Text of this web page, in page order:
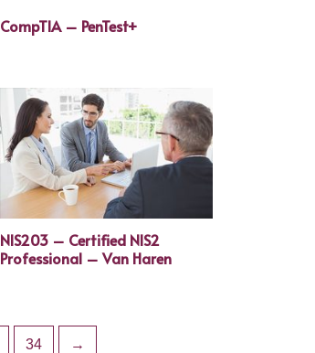
CompTIA – PenTest+
NIS203 – Certified NIS2
Professional – Van Haren
34 →